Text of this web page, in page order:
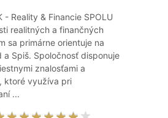
- Reality & Financie SPOLU
realitných a finančných
sa primárne orientuje na
a Spiš. Spoločnosť disponuje
znalosťami a
ktoré využíva pri
...